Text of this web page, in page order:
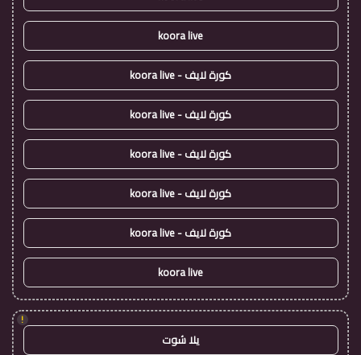
koora live
كورة لايف - koora live
كورة لايف - koora live
كورة لايف - koora live
كورة لايف - koora live
كورة لايف - koora live
koora live
!
يلا شوت